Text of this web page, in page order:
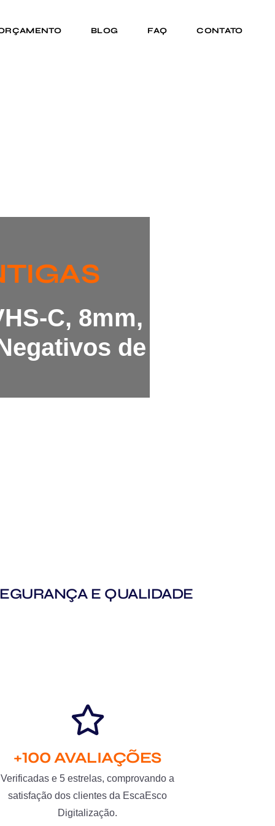
BLOG FAQ CONTATO
C, 8mm,
de
E QUALIDADE
+100 AVALIAÇÕES
Verificadas e 5 estrelas, comprovando a
satisfação dos clientes da EscaEsco
Digitalização.